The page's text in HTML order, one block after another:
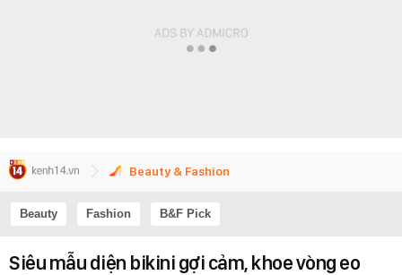
Beauty & Fashion
Beauty Fashion B&F Pick
Siêu mẫu diện bikini gợi cảm, khoe vòng eo